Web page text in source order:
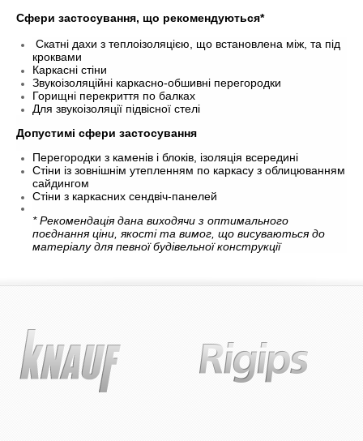
Сфери застосування, що рекомендуються*
Скатні дахи з теплоізоляцією, що встановлена між, та під
кроквами
Каркасні стіни
Звукоізоляційні каркасно-обшивні перегородки
Горищні перекриття по балках
Для звукоізоляції підвісної стелі
Допустимі сфери застосування
Перегородки з каменів і блоків, ізоляція всередині
Стіни із зовнішнім утепленням по каркасу з облицюванням
сайдингом
Стіни з каркасних сендвіч-панелей
* Рекомендація дана виходячи з оптимального
поєднання ціни, якості та вимог, що висуваються до
матеріалу для певної будівельної конструкції